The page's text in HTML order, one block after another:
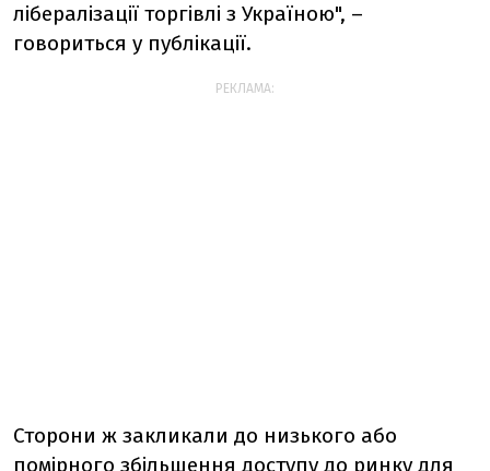
лібералізації торгівлі з Україною", –
говориться у публікації.
РЕКЛАМА:
Сторони ж закликали до низького або
помірного збільшення доступу до ринку для